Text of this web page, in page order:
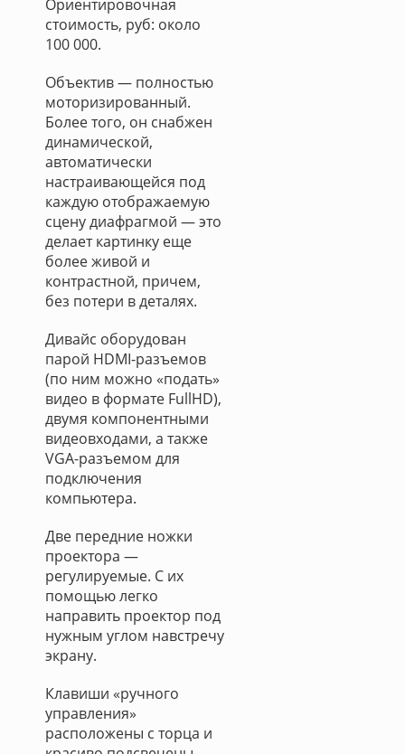
Ориентировочная
стоимость, руб: около
100 000.
Объектив — полностью
моторизированный.
Более того, он снабжен
динамической,
автоматически
настраивающейся под
каждую отображаемую
сцену диафрагмой — это
делает картинку еще
более живой и
контрастной, причем,
без потери в деталях.
Дивайс оборудован
парой HDMI-разъемов
(по ним можно «подать»
видео в формате FullHD),
двумя компонентными
видеовходами, а также
VGA-разъемом для
подключения
компьютера.
Две передние ножки
проектора —
регулируемые. С их
помощью легко
направить проектор под
нужным углом навстречу
экрану.
Клавиши «ручного
управления»
расположены с торца и